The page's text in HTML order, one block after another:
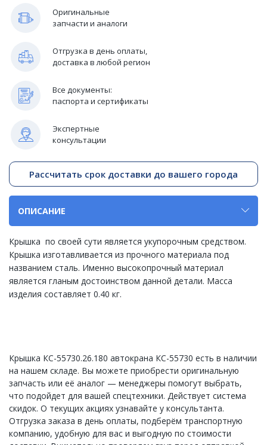
Оригинальные
запчасти и аналоги
Отгрузка в день оплаты,
доставка в любой регион
Все документы:
паспорта и сертификаты
Экспертные
консультации
Рассчитать срок доставки до вашего города
ОПИСАНИЕ
Крышка по своей сути является укупорочным средством.
Крышка изготавливается из прочного материала под
названием сталь. Именно высокопрочный материал
является гланым достоинством данной детали. Масса
изделия составляет 0.40 кг.
Крышка КС-55730.26.180 автокрана КС-55730 есть в наличии
на нашем складе. Вы можете приобрести оригинальную
запчасть или её аналог — менеджеры помогут выбрать,
что подойдет для вашей спецтехники. Действует система
скидок. О текущих акциях узнавайте у консультанта.
Отгрузка заказа в день оплаты, подберём транспортную
компанию, удобную для вас и выгодную по стоимости